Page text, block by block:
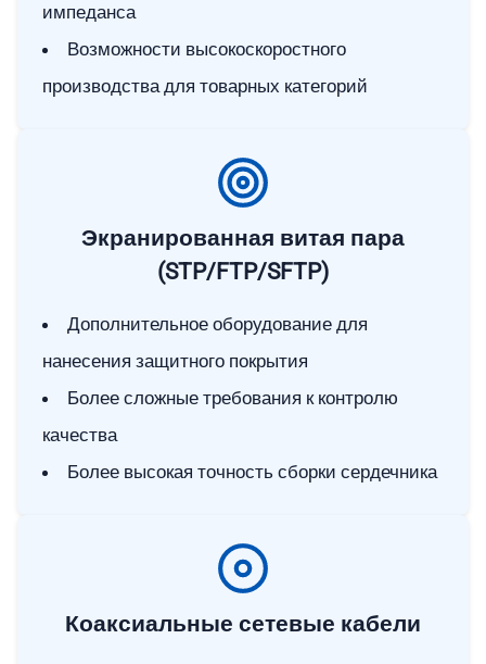
импеданса
Возможности высокоскоростного
производства для товарных категорий
Экранированная витая пара
(STP/FTP/SFTP)
Дополнительное оборудование для
нанесения защитного покрытия
Более сложные требования к контролю
качества
Более высокая точность сборки сердечника
Коаксиальные сетевые кабели